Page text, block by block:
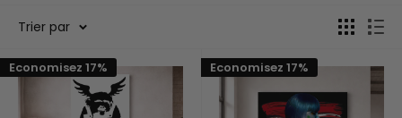
Trier par
Economisez 17% Economisez 17%